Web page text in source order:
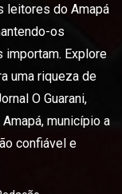
leitores do Amapá
os
Explore
uma riqueza de
O Guarani,
município a
confiável e